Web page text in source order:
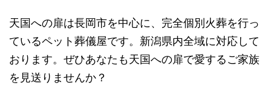
天国への扉は長岡市を中心に、完全個別火葬を行っ
ているペット葬儀屋です。新潟県内全域に対応して
おります。ぜひあなたも天国への扉で愛するご家族
を見送りませんか？